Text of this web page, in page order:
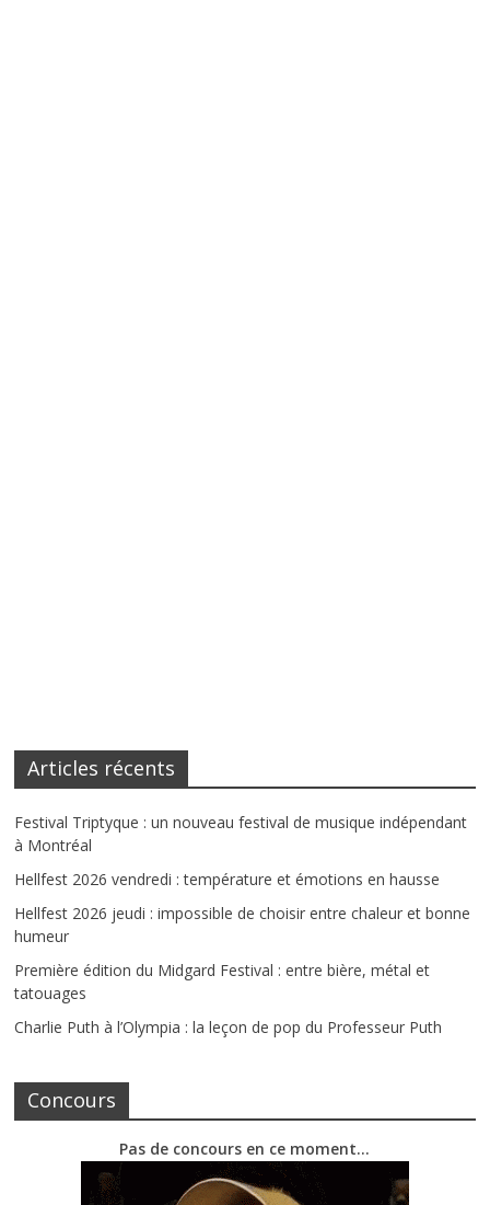
Articles récents
Festival Triptyque : un nouveau festival de musique indépendant
à Montréal
Hellfest 2026 vendredi : température et émotions en hausse
Hellfest 2026 jeudi : impossible de choisir entre chaleur et bonne
humeur
Première édition du Midgard Festival : entre bière, métal et
tatouages
Charlie Puth à l’Olympia : la leçon de pop du Professeur Puth
Concours
Pas de concours en ce moment…